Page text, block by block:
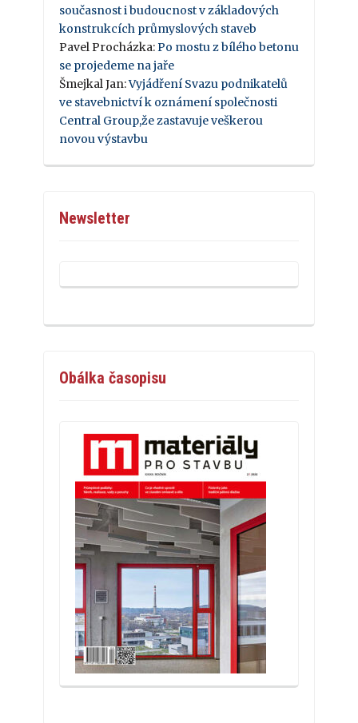
současnost i budoucnost v základových
konstrukcích průmyslových staveb
Pavel Procházka: Po mostu z bílého betonu
se projedeme na jaře
Šmejkal Jan:Vyjádření Svazu podnikatelů
ve stavebnictví k oznámení společnosti
Central Group,že zastavuje veškerou
novou výstavbu
Newsletter
Obálka časopisu